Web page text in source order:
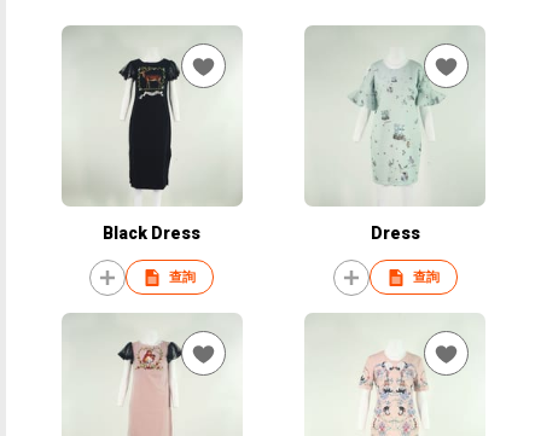
Black Dress
查詢
Dress
查詢